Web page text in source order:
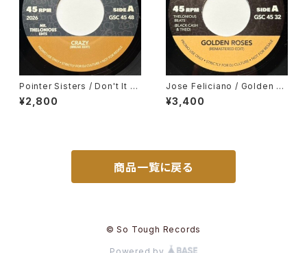
Pointer Sisters / Don't It Dr
ive You Crazy, Gene Chand
ler / In My Body's House
¥2,800
Jose Feliciano / Golden La
dy, Gene Harris / Losalamit
oslatinfunklovesong
¥3,400
商品一覧に戻る
© So Tough Records
Powered by